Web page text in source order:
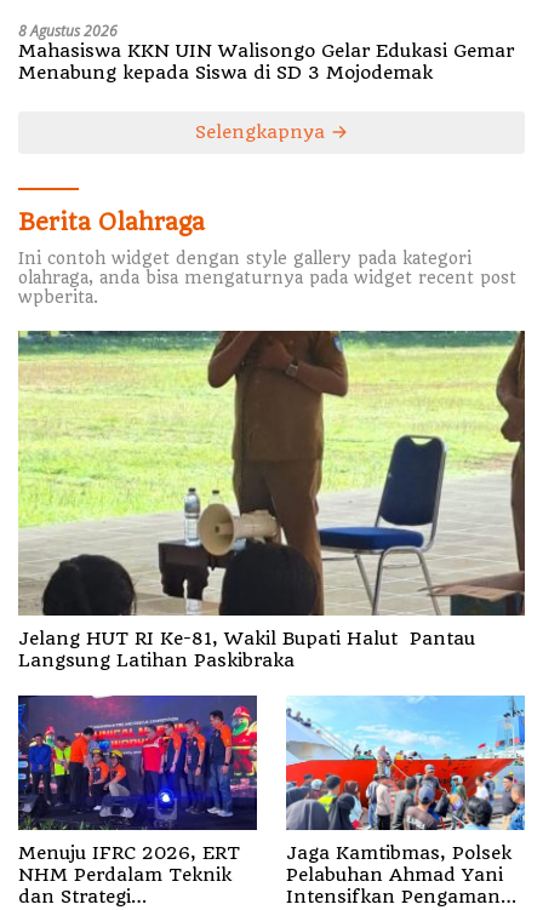
8 Agustus 2026
Mahasiswa KKN UIN Walisongo Gelar Edukasi Gemar
Menabung kepada Siswa di SD 3 Mojodemak
Selengkapnya
Berita Olahraga
Ini contoh widget dengan style gallery pada kategori
olahraga, anda bisa mengaturnya pada widget recent post
wpberita.
Jelang HUT RI Ke-81, Wakil Bupati Halut Pantau
Langsung Latihan Paskibraka
Menuju IFRC 2026, ERT
NHM Perdalam Teknik
dan Strategi
Jaga Kamtibmas, Polsek
Pelabuhan Ahmad Yani
Intensifkan Pengamanan